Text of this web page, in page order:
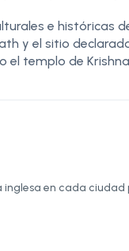
e históricas
y el sitio
el templo de
en cada